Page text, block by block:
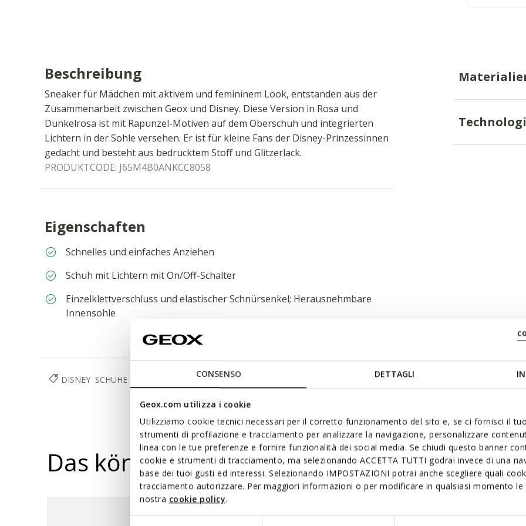
CONSENSO DETTAGLI
Geox.com utilizza i cookie
Utilizziamo cookie tecnici necessari per il corretto funzionamento del sito e, se ci fornisci il
strumenti di profilazione e tracciamento per analizzare la navigazione, personalizzare
linea con le tue preferenze e fornire funzionalità dei social media. Se chiudi questo banner
cookie e strumenti di tracciamento, ma selezionando ACCETTA TUTTI godrai invece di una
base dei tuoi gusti ed interessi. Selezionando IMPOSTAZIONI potrai anche scegliere quali
tracciamento autorizzare. Per maggiori informazioni o per modificare in qualsiasi momento
nostra cookie policy.
Beschreibung
Sneaker für Mädchen mit aktivem und femininem Look, entstanden aus der
Zusammenarbeit zwischen Geox und Disney. Diese Version in Rosa und
Dunkelrosa ist mit Rapunzel-Motiven auf dem Oberschuh und integrierten
Lichtern in der Sohle versehen. Er ist für kleine Fans der Disney-Prinzessinnen
gedacht und besteht aus bedrucktem Stoff und Glitzerlack.
PRODUKTCODE: J65M4B0ANKCC8058
Eigenschaften
Schnelles und einfaches Anziehen
Schuh mit Lichtern mit On/Off-Schalter
Einzelklettverschluss und elastischer Schnürsenkel; Herausnehmbare
Innensohle
DISNEY SCHUHE
Das könnte Ihnen auch gefallen: